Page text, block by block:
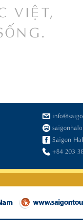
VIỆT,
Saigon
+84 203